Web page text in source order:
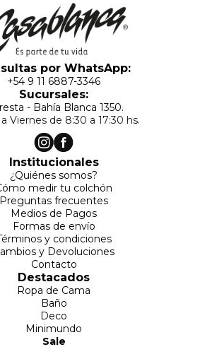
por WhatsApp:
+54 9 11 6887-3346
Sucursales:
- Bahía Blanca 1350.
Viernes de 8:30 a 17:30 hs.
Institucionales
¿Quiénes somos?
medir tu colchón
Preguntas frecuentes
Medios de Pagos
Formas de envío
y condiciones
y Devoluciones
Contacto
Destacados
Ropa de Cama
Baño
Deco
Minimundo
Sale